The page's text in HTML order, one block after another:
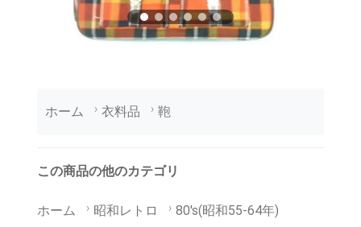
ホーム 衣料品 鞄
この商品の他のカテゴリ
ホーム 昭和レトロ 80's(昭和55-64年)